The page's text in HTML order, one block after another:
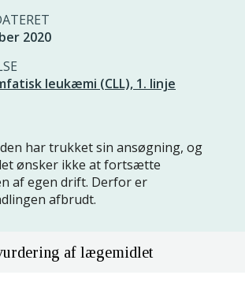
2020
leukæmi (CLL), 1. linje
har trukket sin ansøgning, og
ønsker ikke at fortsætte
af egen drift. Derfor er
afbrudt.
af lægemidlet